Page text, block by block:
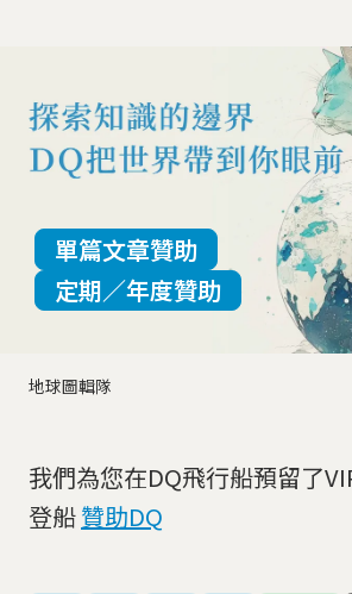
地球圖輯隊
單篇文章贊助
定期／年度贊助
我們為您在DQ飛行船預留了
登船贊助DQ